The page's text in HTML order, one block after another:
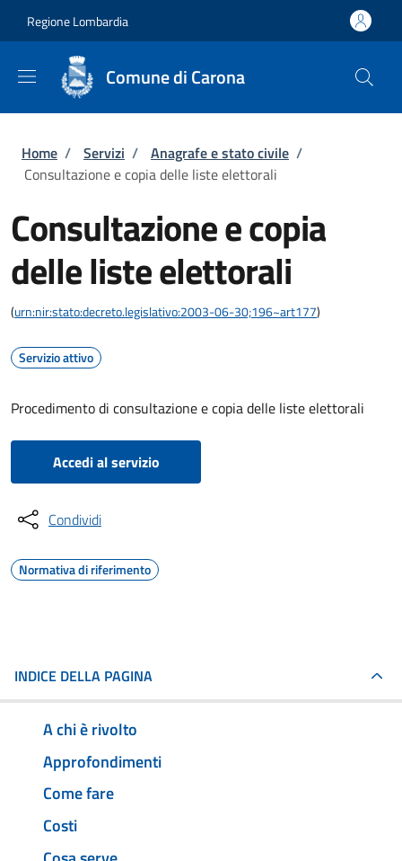
Regione Lombardia
Comune di Carona
Briciole di pane
Home / Servizi / Anagrafe e stato civile /
Consultazione e copia delle liste elettorali
Consultazione e copia
delle liste elettorali
(urn:nir:stato:decreto.legislativo:2003-06-30;196~art177)
Servizio attivo
Procedimento di consultazione e copia delle liste elettorali
Accedi al servizio
Condividi
Normativa di riferimento
INDICE DELLA PAGINA
A chi è rivolto
Approfondimenti
Come fare
Costi